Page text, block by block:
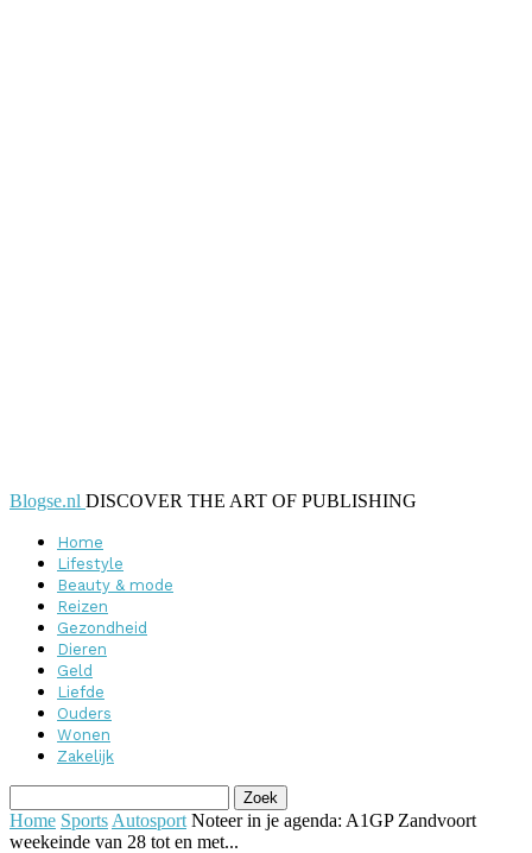
Blogse.nl DISCOVER THE ART OF PUBLISHING
Home
Lifestyle
Beauty & mode
Reizen
Gezondheid
Dieren
Geld
Liefde
Ouders
Wonen
Zakelijk
Home Sports Autosport Noteer in je agenda: A1GP Zandvoort
weekeinde van 28 tot en met...